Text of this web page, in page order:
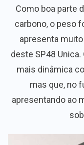
Como boa parte
carbono, o peso
apresenta
deste SP48
mais dinâmica
mas que, no
apresentando ao